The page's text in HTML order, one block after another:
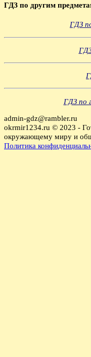
ГДЗ по другим
ГДЗ
ГДЗ по
admin-gdz@rambler.ru
okrmir1234.ru © 2023 -
окружающему миру и
Политика